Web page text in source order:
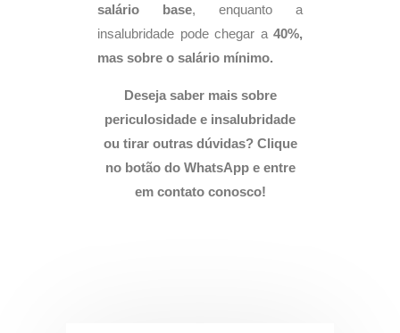
salário base, enquanto a
insalubridade pode chegar a 40%,
mas sobre o salário mínimo.
Deseja saber mais sobre
periculosidade e insalubridade
ou tirar outras dúvidas? Clique
no botão do WhatsApp e entre
em contato conosco!